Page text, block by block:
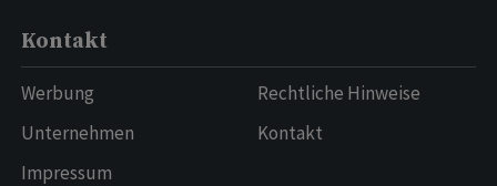
Kontakt
Werbung
Unternehmen
Impressum
Rechtliche Hinweise
Kontakt